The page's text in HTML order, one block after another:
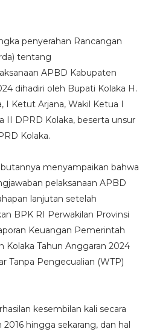
penyerahan Rancangan
tentang
APBD Kabupaten
dihadiri oleh Bupati Kolaka H.
I Ketut Arjana, Wakil Ketua I
II DPRD Kolaka, beserta unsur
Kolaka.
menyampaikan bahwa
pelaksanaan APBD
lanjutan setelah
BPK RI Perwakilan Provinsi
Keuangan Pemerintah
Kolaka Tahun Anggaran 2024
Tanpa Pengecualian (WTP)
kesembilan kali secara
hingga sekarang, dan hal